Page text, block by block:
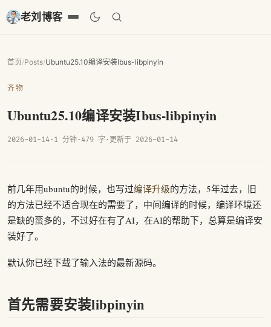
老刘博客
首页/Posts/Ubuntu25.10编译安装Ibus-libpinyin
齐物
Ubuntu25.10编译安装Ibus-libpinyin
2026-01-14· 1 分钟· 479 字 · 更新于 2026-01-14
前几年用ubuntu的时候，也写过编译升级的方法，5年过去，旧
的方法已经不适合现在的需要了，中间编译的时候，编译环境还
是缺的蛮多的，不过好在有了AI，在AI的帮助下，总算是编译安
装好了。
默认你已经下载了输入法的最新源码。
首先需要安装libpinyin